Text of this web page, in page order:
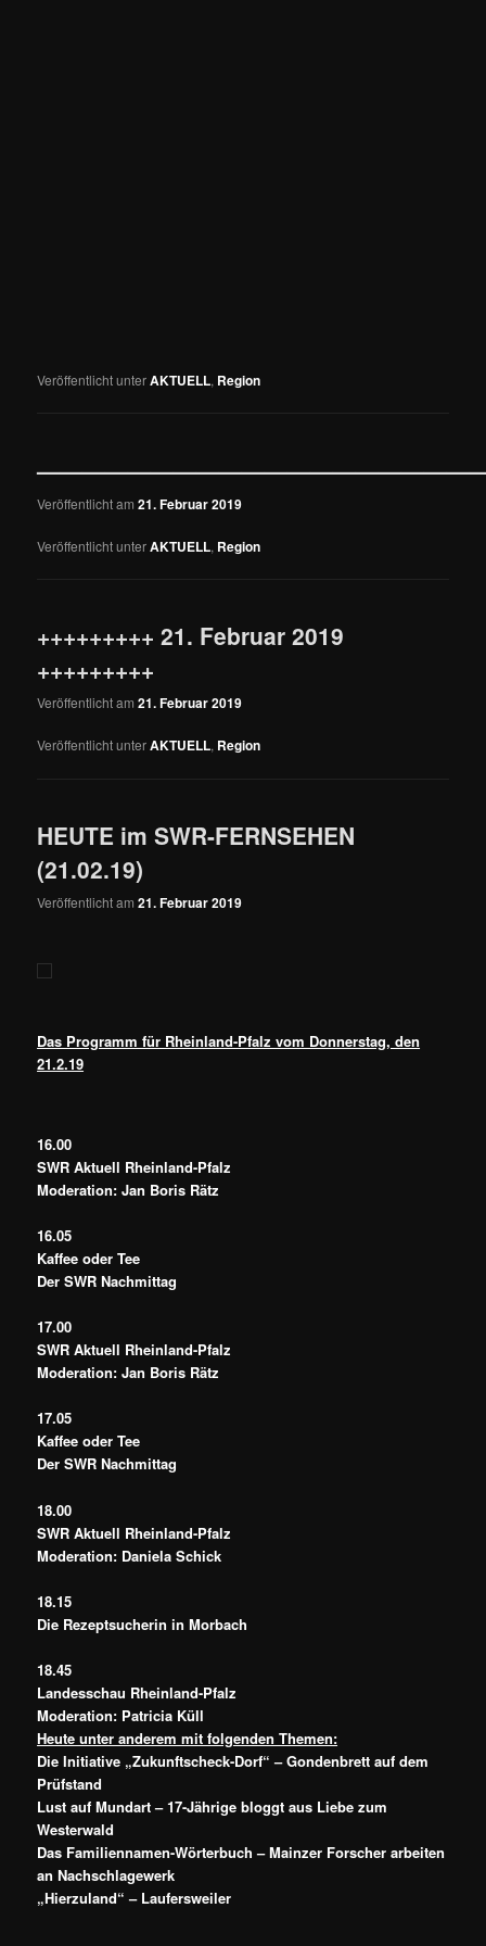
Veröffentlicht unterAKTUELL, Region
Veröffentlicht am21. Februar 2019
Veröffentlicht unterAKTUELL, Region
+++++++++ 21. Februar 2019
+++++++++
Veröffentlicht am21. Februar 2019
Veröffentlicht unterAKTUELL, Region
HEUTE im SWR-FERNSEHEN
(21.02.19)
Veröffentlicht am21. Februar 2019
Das Programm für Rheinland-Pfalz vom Donnerstag, den
21.2.19
16.00
SWR Aktuell Rheinland-Pfalz
Moderation: Jan Boris Rätz
16.05
Kaffee oder Tee
Der SWR Nachmittag
17.00
SWR Aktuell Rheinland-Pfalz
Moderation: Jan Boris Rätz
17.05
Kaffee oder Tee
Der SWR Nachmittag
18.00
SWR Aktuell Rheinland-Pfalz
Moderation: Daniela Schick
18.15
Die Rezeptsucherin in Morbach
18.45
Landesschau Rheinland-Pfalz
Moderation: Patricia Küll
Heute unter anderem mit folgenden Themen:
Die Initiative „Zukunftscheck-Dorf“ – Gondenbrett auf dem
Prüfstand
Lust auf Mundart – 17-Jährige bloggt aus Liebe zum
Westerwald
Das Familiennamen-Wörterbuch – Mainzer Forscher arbeiten
an Nachschlagewerk
„Hierzuland“ – Laufersweiler